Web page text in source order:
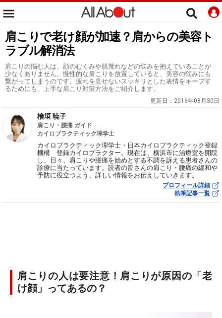
肩こりで老け顔が加速？肩からの美容ト
ラブル解消法
肩こりの悩む人は、顔のむくみや肌荒れなどの悩みを抱えていることが
少なくありません。慢性的な肩こりを放置していると、美容の悩みにも
繋がってしまうのです。疲れを見せないスッキリとした表情をキープす
るためにも、上手な肩こり対策方法をご紹介します。
更新日： 2016年08月30日
檜垣 暁子
肩こり・腰痛 ガイド
カイロプラクティック理学士
カイロプラクティック理学士・日本カイロプラクティック登録
機構 登録カイロプラクター。現在は、横浜市に治療室を開院
し、日々、肩こりや腰痛を始めとする不調を訴える患者さんの
診療に当たっています。読者の皆さんの肩こり・腰痛の緩和や
予防に役立つよう、詳しい情報をお伝えしていきます。
プロフィール詳細
執筆記事一覧
肩こりの人は要注意！肩こりが原因の「老
け顔」ってあるの？